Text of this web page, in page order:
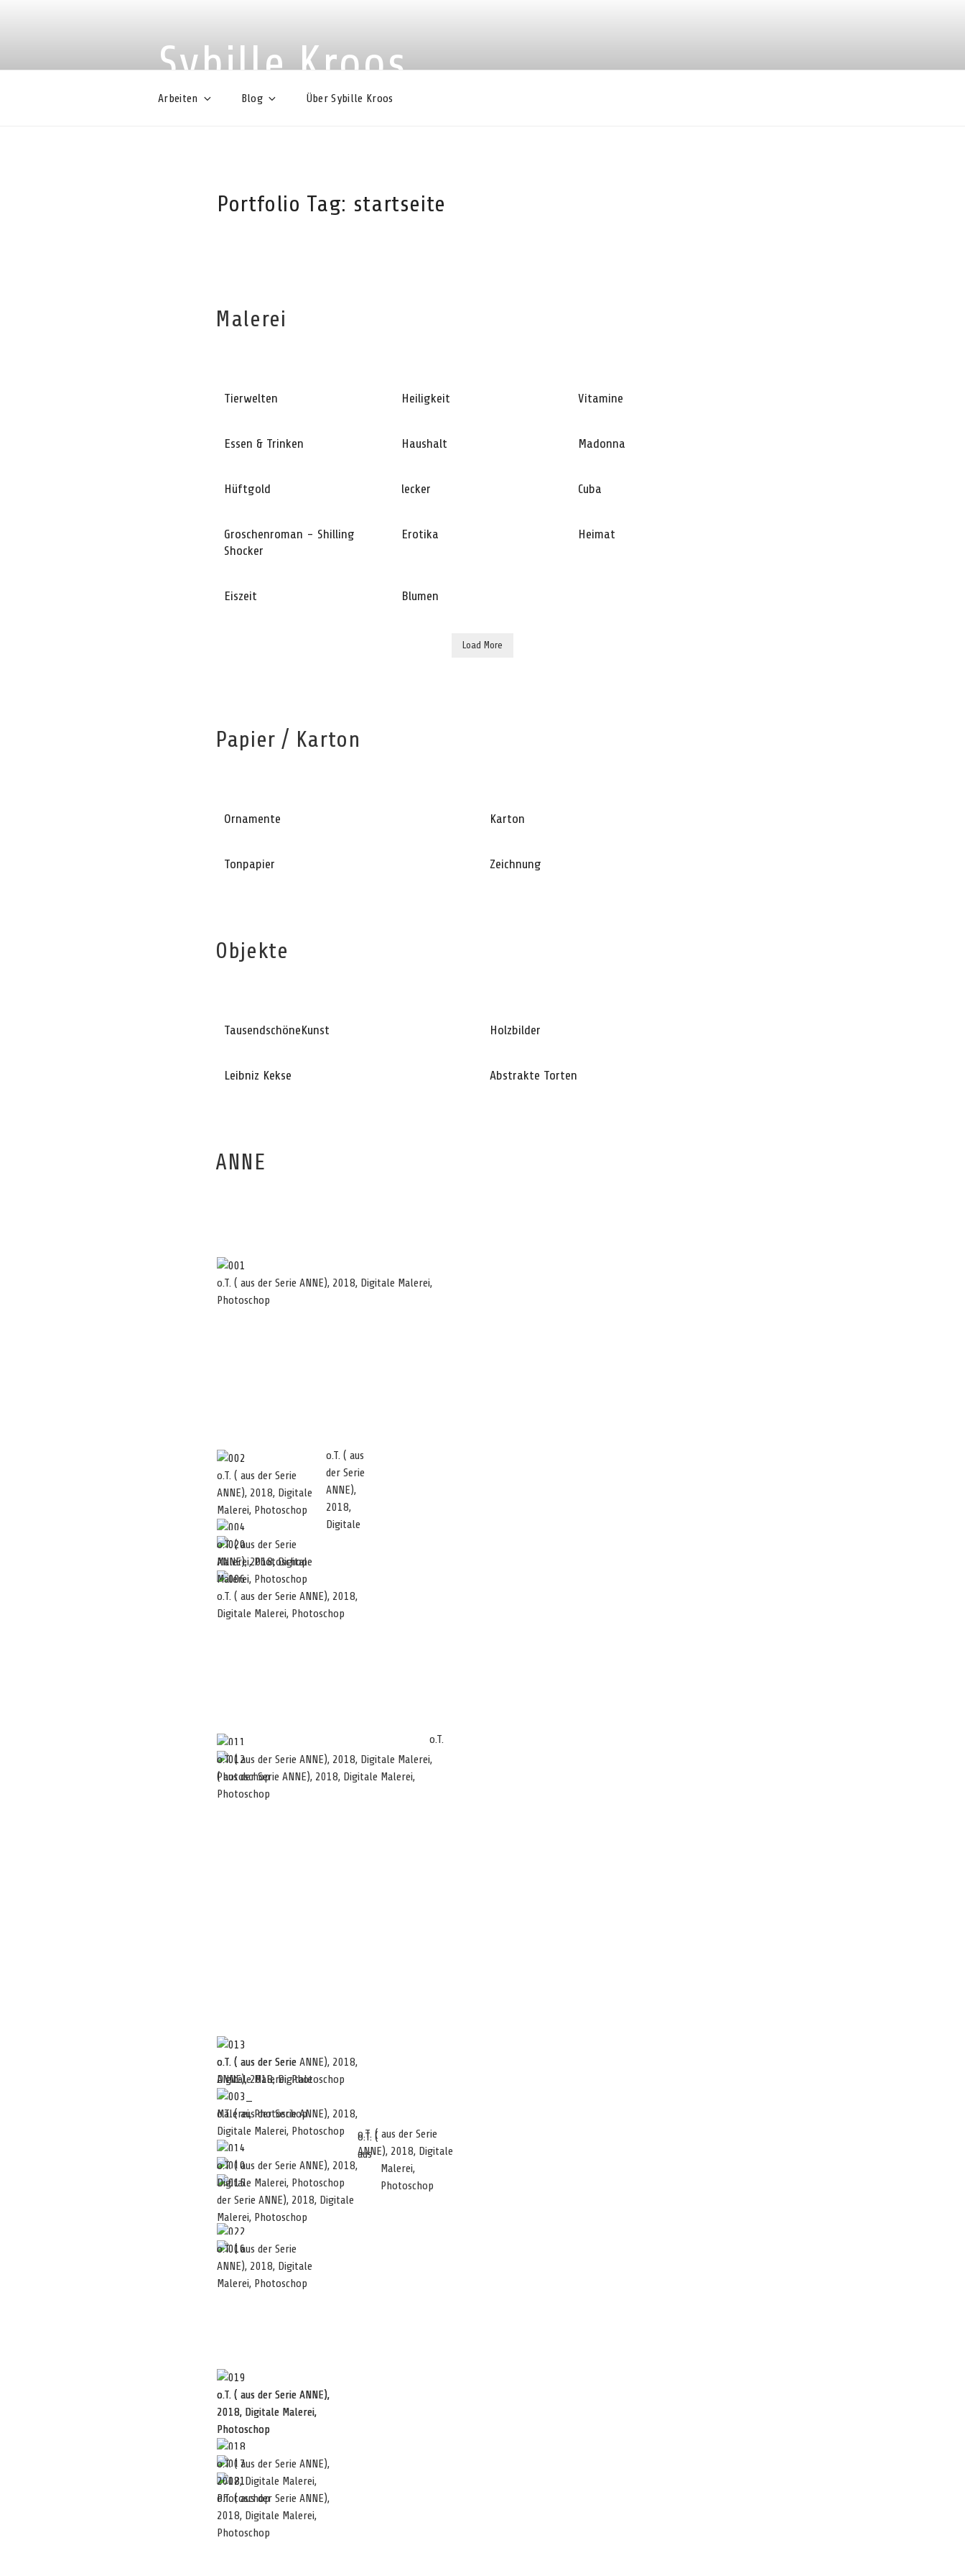
Sybille Kroos
Arbeiten Blog Über Sybille Kroos
Portfolio Tag: startseite
Malerei
Tierwelten Heiligkeit Vitamine
Essen & Trinken Haushalt Madonna
Hüftgold lecker Cuba
Groschenroman - Shilling
Shocker
Erotika Heimat
Eiszeit Blumen
Load More
Papier / Karton
Ornamente Karton
Tonpapier Zeichnung
Objekte
TausendschöneKunst Holzbilder
Leibniz Kekse Abstrakte Torten
ANNE
o.T. ( aus der Serie ANNE), 2018, Digitale Malerei,
Photoschop
o.T. ( aus der Serie
ANNE), 2018, Digitale
Malerei, Photoschop
o.T. ( aus der Serie
ANNE), 2018, Digitale
Malerei, Photoschop
o.T. ( aus
der Serie
ANNE),
2018,
Digitale
Malerei, Photoschop
o.T. ( aus der Serie ANNE), 2018,
Digitale Malerei, Photoschop
o.T. ( aus der Serie ANNE), 2018, Digitale Malerei,
Photoschop
o.T.
( aus der Serie ANNE), 2018, Digitale Malerei,
Photoschop
o.T. ( aus der Serie ANNE), 2018,
Digitale Malerei, Photoschop
o.T. ( aus der Serie ANNE), 2018,
Digitale Malerei, Photoschop
o.T. ( aus der Serie ANNE), 2018,
Digitale Malerei, Photoschop
o.T. ( aus der Serie
ANNE), 2018, Digitale
Malerei, Photoschop
o.T. (
aus
der Serie ANNE), 2018, Digitale
Malerei, Photoschop
o.T. ( aus der Serie
ANNE), 2018, Digitale
Malerei, Photoschop
o.T. ( aus der Serie
ANNE), 2018, Digitale
Malerei,
Photoschop
o.T. ( aus der Serie ANNE),
2018, Digitale Malerei,
Photoschop
o.T. ( aus der Serie ANNE),
2018, Digitale Malerei,
Photoschop
o.T. ( aus der Serie ANNE),
2018, Digitale Malerei,
Photoschop
o.T. ( aus der Serie ANNE),
2018, Digitale Malerei,
Photoschop